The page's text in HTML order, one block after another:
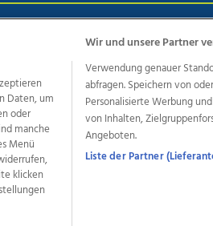
AGB Anzeigekunden
des Medienhauses Wimmer
OÖN Immobilien
wasistlos.at wirtrauern.at
Daten, um
oder
manche
Menü
klicken
Wir und unsere Partner
Verwendung genauer
abfragen. Speichern von
Personalisierte Werbung
von Inhalten,
Angeboten.
Liste der Partner